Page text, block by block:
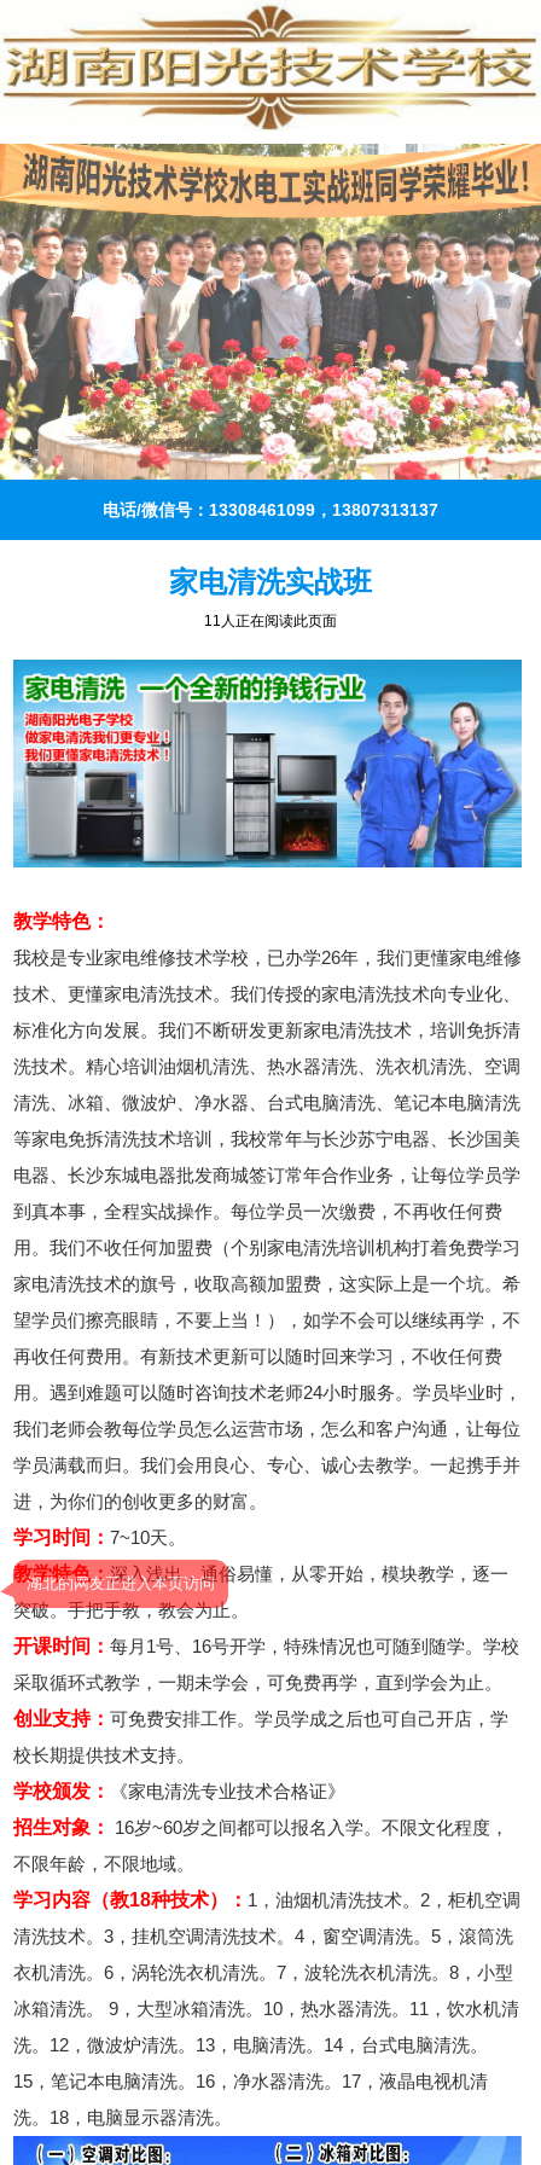
电话/微信号：13308461099，13807313137
家电清洗实战班
11人正在阅读此页面
教学特色：
我校是专业家电维修技术学校，已办学26年，我们更懂家电维修
技术、更懂家电清洗技术。我们传授的家电清洗技术向专业化、
标准化方向发展。我们不断研发更新家电清洗技术，培训免拆清
洗技术。精心培训油烟机清洗、热水器清洗、洗衣机清洗、空调
清洗、冰箱、微波炉、净水器、台式电脑清洗、笔记本电脑清洗
等家电免拆清洗技术培训，我校常年与长沙苏宁电器、长沙国美
电器、长沙东城电器批发商城签订常年合作业务，让每位学员学
到真本事，全程实战操作。每位学员一次缴费，不再收任何费
用。我们不收任何加盟费（个别家电清洗培训机构打着免费学习
家电清洗技术的旗号，收取高额加盟费，这实际上是一个坑。希
望学员们擦亮眼睛，不要上当！），如学不会可以继续再学，不
再收任何费用。有新技术更新可以随时回来学习，不收任何费
用。遇到难题可以随时咨询技术老师24小时服务。学员毕业时，
我们老师会教每位学员怎么运营市场，怎么和客户沟通，让每位
学员满载而归。我们会用良心、专心、诚心去教学。一起携手并
进，为你们的创收更多的财富。
学习时间：7~10天。
教学特色：深入浅出，通俗易懂，从零开始，模块教学，逐一
突破。手把手教，教会为止。
开课时间：每月1号、16号开学，特殊情况也可随到随学。学校
采取循环式教学，一期未学会，可免费再学，直到学会为止。
创业支持：可免费安排工作。学员学成之后也可自己开店，学
校长期提供技术支持。
学校颁发：
《家电清洗专业技术合格证》
招生对象：
16岁~60岁之间都可以报名入学。不限文化程度，
不限年龄，不限地域。
学习内容（教18种技术）： 1，油烟机清洗技术。2，柜机空调
清洗技术。3，挂机空调清洗技术。4，窗空调清洗。5，滾筒洗
衣机清洗。6，涡轮洗衣机清洗。7，波轮洗衣机清洗。8，小型
冰箱清洗。 9，大型冰箱清洗。10，热水器清洗。11，饮水机清
洗。12，微波炉清洗。13，电脑清洗。14，台式电脑清洗。
15，笔记本电脑清洗。16，净水器清洗。17，液晶电视机清
洗。18，电脑显示器清洗。
湖北的网友正进入本页访问